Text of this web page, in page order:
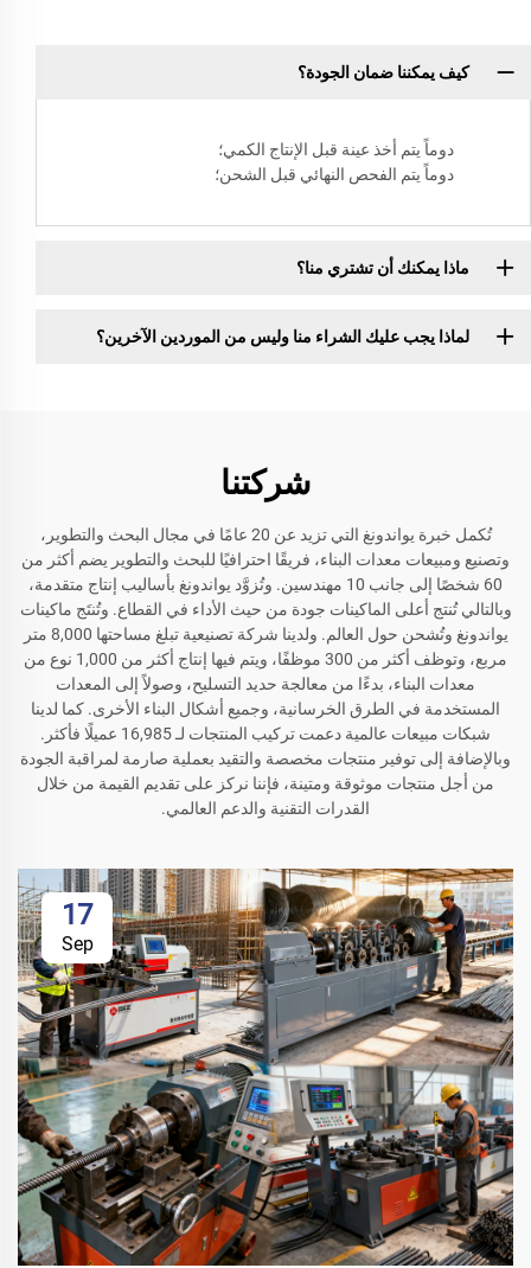
كيف يمكننا ضمان الجودة؟
دوماً يتم أخذ عينة قبل الإنتاج الكمي؛
دوماً يتم الفحص النهائي قبل الشحن؛
ماذا يمكنك أن تشتري منا؟
لماذا يجب عليك الشراء منا وليس من الموردين الآخرين؟
شركتنا
تُكمل خبرة يواندونغ التي تزيد عن 20 عامًا في مجال البحث والتطوير،
وتصنيع ومبيعات معدات البناء، فريقًا احترافيًا للبحث والتطوير يضم أكثر من
60 شخصًا إلى جانب 10 مهندسين. وتُزوَّد يواندونغ بأساليب إنتاج متقدمة،
وبالتالي تُنتج أعلى الماكينات جودة من حيث الأداء في القطاع. وتُنتَج ماكينات
يواندونغ وتُشحن حول العالم. ولدينا شركة تصنيعية تبلغ مساحتها 8,000 متر
مربع، وتوظف أكثر من 300 موظفًا، ويتم فيها إنتاج أكثر من 1,000 نوع من
معدات البناء، بدءًا من معالجة حديد التسليح، وصولاً إلى المعدات
المستخدمة في الطرق الخرسانية، وجميع أشكال البناء الأخرى. كما لدينا
شبكات مبيعات عالمية دعمت تركيب المنتجات لـ 16,985 عميلًا فأكثر.
وبالإضافة إلى توفير منتجات مخصصة والتقيد بعملية صارمة لمراقبة الجودة
من أجل منتجات موثوقة ومتينة، فإننا نركز على تقديم القيمة من خلال
القدرات التقنية والدعم العالمي.
17
Sep